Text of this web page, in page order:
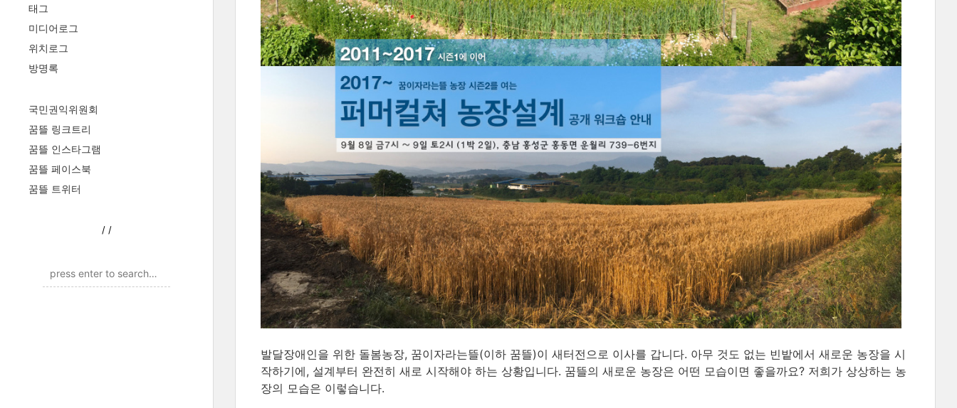
태그
미디어로그
위치로그
방명록
국민권익위원회
꿈뜰 링크트리
꿈뜰 인스타그램
꿈뜰 페이스북
꿈뜰 트위터
/ /
발달장애인을 위한 돌봄농장, 꿈이자라는뜰(이하 꿈뜰)이 새터전으로 이사를 갑니다. 아무 것도 없는 빈밭에서 새로운 농장을 시
작하기에, 설계부터 완전히 새로 시작해야 하는 상황입니다. 꿈뜰의 새로운 농장은 어떤 모습이면 좋을까요? 저희가 상상하는 농
장의 모습은 이렇습니다.